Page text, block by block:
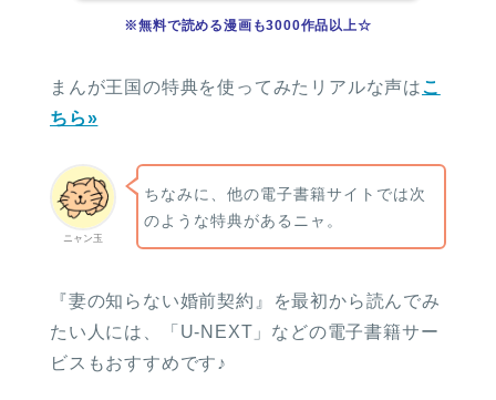
※無料で読める漫画も3000作品以上☆
まんが王国の特典を使ってみたリアルな声は こ
ちら»
ニャン玉
ちなみに、他の電子書籍サイトでは次
のような特典があるニャ。
『妻の知らない婚前契約』を最初から読んでみ
たい人には、「U-NEXT」などの電子書籍サー
ビスもおすすめです♪